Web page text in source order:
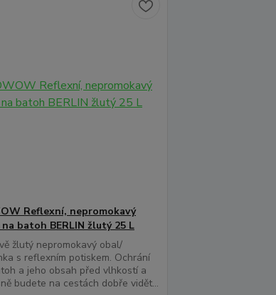
Reflexní, nepromokavý
batoh BERLIN žlutý 25 L
žlutý nepromokavý obal/
s reflexním potiskem. Ochrání
a jeho obsah před vlhkostí a
budete na cestách dobře vidět...